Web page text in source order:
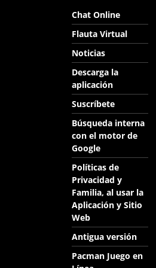
Chat Online
Flauta Virtual
Noticias
Descarga la
aplicación
Suscríbete
Búsqueda interna
con el motor de
Google
Políticas de
Privacidad y
Familia, al usar la
Aplicación y Sitio
Web
Antigua versión
Pacman Juego en